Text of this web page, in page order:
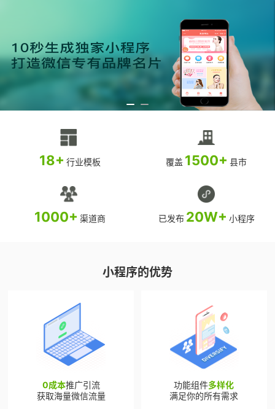
18+ 行业模板 覆盖 1500+ 县市
1000+ 渠道商 已发布 20W+ 小程序
小程序的优势
0成本推广引流
获取海量微信流量
功能组件多样化
满足你的所有需求